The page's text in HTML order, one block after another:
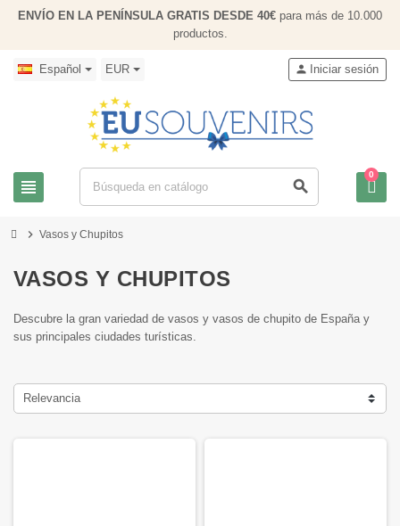
ENVÍO EN LA PENÍNSULA GRATIS DESDE 40€ para más de 10.000
productos.
Español EUR
view_headline search
person Iniciar sesión
0
chevron_right Vasos y Chupitos
VASOS Y CHUPITOS
Descubre la gran variedad de vasos y vasos de chupito de España y
sus principales ciudades turísticas.
Relevancia